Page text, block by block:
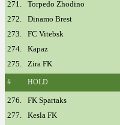
271.
Torpedo Zhodino
272.
Dinamo Brest
273.
FC Vitebsk
274.
Kapaz
275.
Zira FK
# HOLD
276. FK Spartaks
277.
Kesla FK